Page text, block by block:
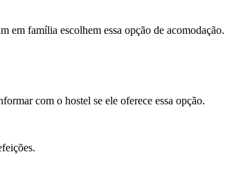
em família escolhem essa opção de acomodação.
com o hostel se ele oferece essa opção.